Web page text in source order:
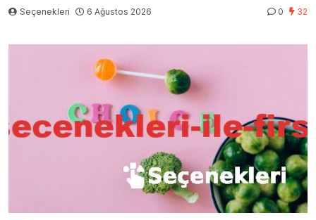
Seçenekleri 6 Ağustos 2026 0 32